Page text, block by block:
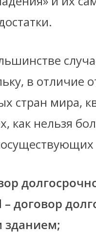
в отличие
стран мира,
как нельзя
– договор
зданием;